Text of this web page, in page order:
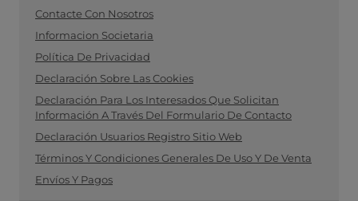
Contacte Con Nosotros
Informacion Societaria
Política De Privacidad
Declaración Sobre Las Cookies
Declaración Para Los Interesados Que Solicitan
Información A Través Del Formulario De Contacto
Declaración Usuarios Registro Sitio Web
Términos Y Condiciones Generales De Uso Y De Venta
Envíos Y Pagos